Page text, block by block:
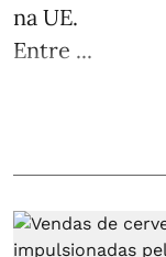
na UE.
Entre ...